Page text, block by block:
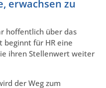
erwachsen zu
hoffentlich über das
beginnt für HR eine
ihren Stellenwert weiter
der Weg zum